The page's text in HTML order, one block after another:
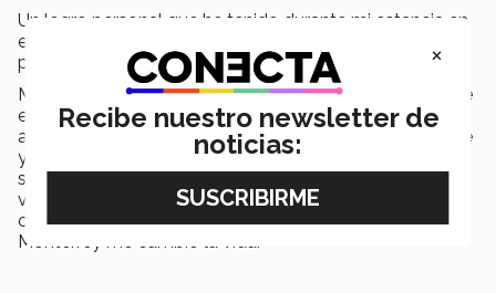
Un logro personal que he tenido durante mi estancia en
el Tec, es ver a mi hijo convertirse en exatec de
profesional y posteriormente de su maestría.
Me siento muy contenta con todas las experiencias que
el Tec me ha dado, yo tomo al Tec como una familia y
así es porque mi esposo es parte de la plantilla docente
y mi hijo termino sus estudios en esta institución, me
siento muy agradecida por darme la oportunidad de
vivir tantas experiencias laborales y personales,
créanme cuando les digo que el Tecnológico de
Monterrey me cambio la vida.
×
Recibe nuestro newsletter de
noticias: